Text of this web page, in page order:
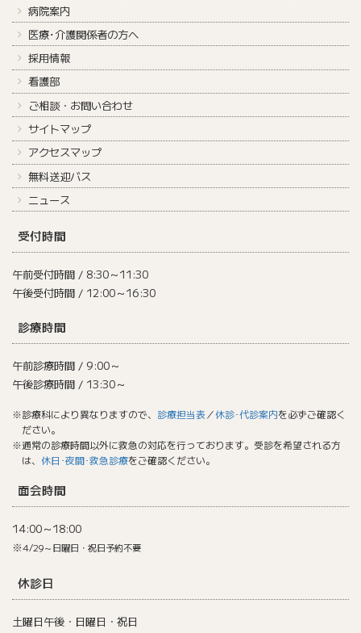
病院案内
医療･介護関係者の方へ
採用情報
看護部
ご相談・お問い合わせ
サイトマップ
アクセスマップ
無料送迎バス
ニュース
受付時間
午前受付時間 / 8:30～11:30
午後受付時間 / 12:00～16:30
診療時間
午前診療時間 / 9:00～
午後診療時間 / 13:30～
※診療科により異なりますので、 診療担当表／休診･代診案内を必ずご確認く
ださい。
※通常の診療時間以外に救急の対応を行っております。受診を希望される方
は、 休日･夜間･救急診療をご確認ください。
面会時間
14:00～18:00
※4/29～日曜日・祝日予約不要
休診日
土曜日午後・日曜日・祝日